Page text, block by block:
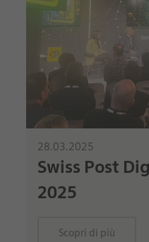
28.03.2025
Swiss Post
2025
Scopri di più